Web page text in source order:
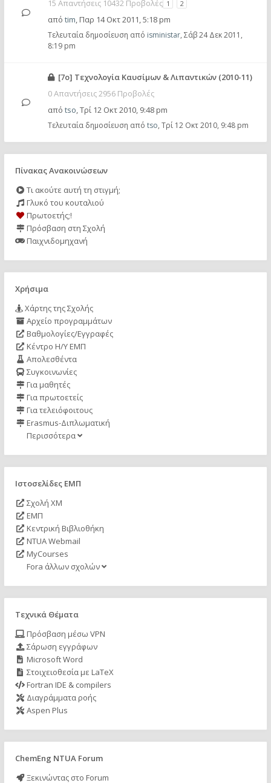
15 Απαντήσεις 10432 Προβολές 1 2
από tim, Παρ 14 Οκτ 2011, 5:18 pm
Τελευταία δημοσίευση από isministar, Σάβ 24 Δεκ 2011,
8:19 pm
[7ο] Τεχνολογία Καυσίμων & Λιπαντικών (2010-11)
0 Απαντήσεις 2956 Προβολές
από tso,Τρί 12 Οκτ 2010, 9:48 pm
Τελευταία δημοσίευση από tso, Τρί 12 Οκτ 2010, 9:48 pm
Πίνακας Ανακοινώσεων
Τι ακούτε αυτή τη στιγμή;
Γλυκό του κουταλιού
Πρωτοετής;!
Πρόσβαση στη Σχολή
Παιχνιδομηχανή
Χρήσιμα
Χάρτης της Σχολής
Αρχείο προγραμμάτων
Βαθμολογίες/Εγγραφές
Κέντρο Η/Υ ΕΜΠ
Απολεσθέντα
Συγκοινωνίες
Για μαθητές
Για πρωτοετείς
Για τελειόφοιτους
Erasmus-Διπλωματική
Περισσότερα
Ιστοσελίδες ΕΜΠ
Σχολή ΧΜ
ΕΜΠ
Κεντρική Βιβλιοθήκη
NTUA Webmail
MyCourses
Fora άλλων σχολών
Τεχνικά Θέματα
Πρόσβαση μέσω VPN
Σάρωση εγγράφων
Microsoft Word
Στοιχειοθεσία με LaTeX
Fortran IDE & compilers
Διαγράμματα ροής
Aspen Plus
ChemEng NTUA Forum
Ξεκινώντας στο Forum